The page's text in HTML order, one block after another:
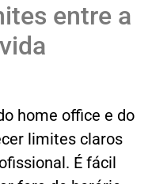
entre a
home office e do
limites claros
É fácil